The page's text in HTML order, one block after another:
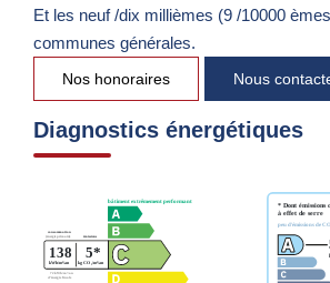
Et les neuf /dix millièmes (9 /10000
communes générales.
Nos honoraires Nous
Diagnostics énergétiques